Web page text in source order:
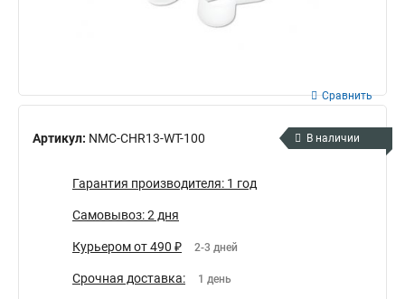
Артикул: NMC-CHR13-WT-100
Сравнить
В наличии
Гарантия производителя: 1 год
Самовывоз: 2 дня
Курьером от 490 ₽ 2-3 дней
Срочная доставка: 1 день